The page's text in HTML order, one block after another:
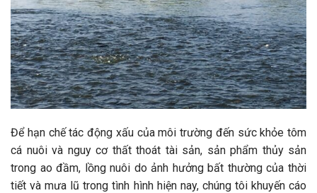
Để hạn chế tác động xấu của môi trường đến sức khỏe tôm
cá nuôi và nguy cơ thất thoát tài sản, sản phẩm thủy sản
trong ao đầm, lồng nuôi do ảnh hưởng bất thường của thời
tiết và mưa lũ trong tình hình hiện nay, chúng tôi khuyến cáo